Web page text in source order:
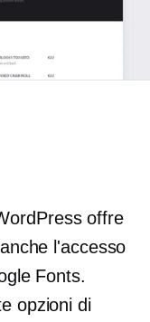
offre
l'accesso
Fonts.
opzioni di